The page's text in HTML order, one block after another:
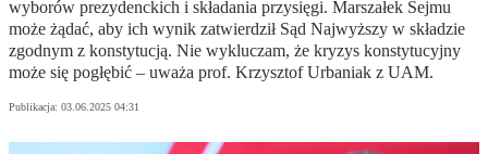
wyborów prezydenckich i składania przysięgi. Marszałek Sejmu
może żądać, aby ich wynik zatwierdził Sąd Najwyższy w składzie
zgodnym z konstytucją. Nie wykluczam, że kryzys konstytucyjny
może się pogłębić – uważa prof. Krzysztof Urbaniak z UAM.
Publikacja: 03.06.2025 04:31